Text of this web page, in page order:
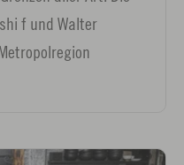
f und Walter